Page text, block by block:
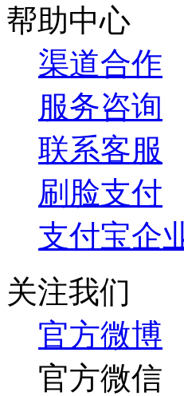
帮助中心
渠道合作
服务咨询
联系客服
刷脸支付
支付宝企
关注我们
官方微博
官方微信